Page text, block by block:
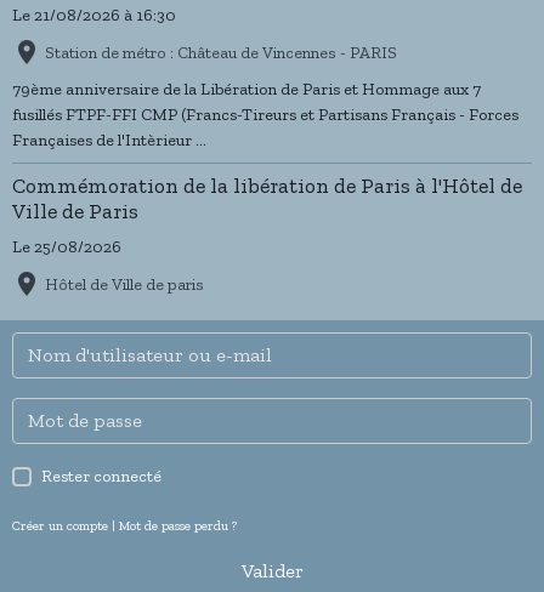
Le 21/08/2026 à 16:30
Station de métro : Château de Vincennes - PARIS
79ème anniversaire de la Libération de Paris et Hommage aux 7
fusillés FTPF-FFI CMP (Francs-Tireurs et Partisans Français - Forces
Françaises de l'Intèrieur ...
Commémoration de la libération de Paris à l'Hôtel de
Ville de Paris
Le 25/08/2026
Hôtel de Ville de paris
Rester connecté
Créer un compte | Mot de passe perdu ?
Valider